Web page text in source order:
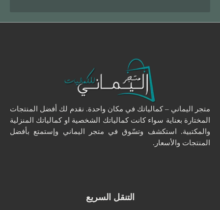
متجر اليماني – كمالياتك في مكان واحدة. نقدم لك أفضل المنتجات
المختارة بعناية سواء كانت كمالياتك الشخصية او كمالياتك المنزلية
والمكتبية. استكشف وتسّوق في متجر اليماني وإستمتع بأفضل
المنتجات والأسعار.
التنقل السريع